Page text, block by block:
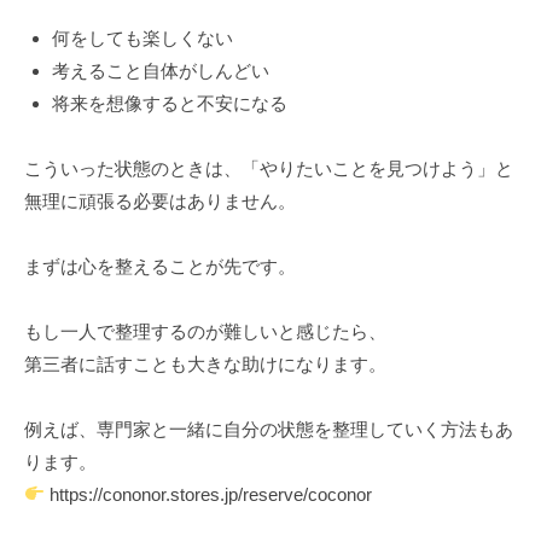
何をしても楽しくない
考えること自体がしんどい
将来を想像すると不安になる
こういった状態のときは、「やりたいことを見つけよう」と
無理に頑張る必要はありません。
まずは心を整えることが先です。
もし一人で整理するのが難しいと感じたら、
第三者に話すことも大きな助けになります。
例えば、専門家と一緒に自分の状態を整理していく方法もあ
ります。
https://cononor.stores.jp/reserve/coconor